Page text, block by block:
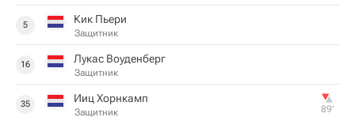
5 Кик Пьери
Защитник
16 Лукас Воуденберг
Защитник
35 Ииц Хорнкамп
Защитник 89‎’‎